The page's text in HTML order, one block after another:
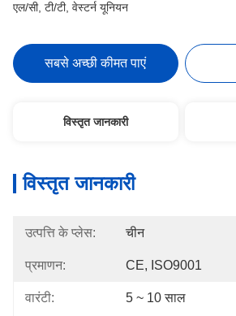
एल/सी, टी/टी, वेस्टर्न यूनियन
सबसे अच्छी कीमत पाएं
विस्तृत जानकारी
विस्तृत जानकारी
उत्पत्ति के प्लेस: चीन
प्रमाणन: CE, ISO9001
वारंटी: 5 ~ 10 साल